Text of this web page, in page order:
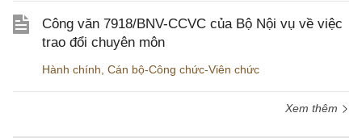
Công văn 7918/BNV-CCVC của Bộ Nội vụ về việc
trao đổi chuyên môn
Hành chính Cán bộ-Công chức-Viên chức
Xem thêm